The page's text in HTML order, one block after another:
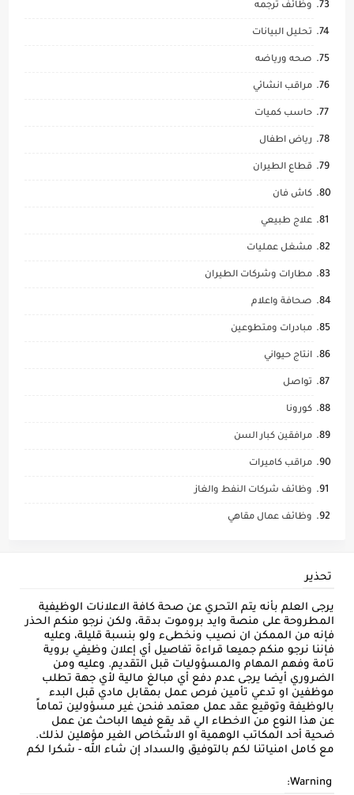
وظائف ترجمه
تحليل البيانات
صحه ورياضه
مراقب انشائي
حاسب كميات
رياض اطفال
قطاع الطيران
كاش فان
علاج طبيعي
مشغل عمليات
مطارات وشركات الطيران
صحافة واعلام
مبادرات ومتطوعين
انتاج حيواني
تواصل
كورونا
مرافقين كبار السن
مراقب كاميرات
وظائف شركات النفط والغاز
وظائف عمال مقاهي
تحذير
يرجى العلم بأنه يتم التحري عن صحة كافة الاعلانات الوظيفية
المطروحة على منصة وايد بروموت بدقة، ولكن نرجو منكم الحذر
فإنه من الممكن ان نصيب ونخطىء ولو بنسبة قليلة، وعليه
فإننا نرجو منكم جميعا قراءة تفاصيل أي إعلان وظيفي بروية
تامة وفهم المهام والمسؤوليات قبل التقديم. وعليه ومن
الضروري أيضا يرجى عدم دفع أي مبالغ مالية لأي جهة تطلب
موظفين او تدعي تأمين فرص عمل بمقابل مادي قبل البدء
بالوظيفة وتوقيع عقد عمل معتمد فنحن غير مسؤولين تماماً
عن هذا النوع من الاخطاء الي قد يقع فيها الباحث عن عمل
ضحية أحد المكاتب الوهمية او الاشخاص الغير مؤهلين لذلك.
مع كامل امنياتنا لكم بالتوفيق والسداد إن شاء الله - شكرا لكم
Warning: